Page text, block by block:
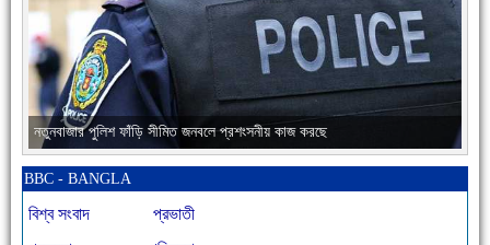
নতুনবাজার পুলিশ ফাঁড়ি সীমিত জনবলে প্রশংসনীয় কাজ করছে
BBC - BANGLA
বিশ্ব সংবাদ
প্রভাতী